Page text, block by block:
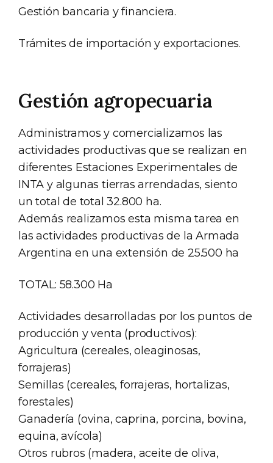
Gestión bancaria y financiera.
Trámites de importación y exportaciones.
Gestión agropecuaria
Administramos y comercializamos las
actividades productivas que se realizan en
diferentes Estaciones Experimentales de
INTA y algunas tierras arrendadas, siento
un total de total 32.800 ha.
Además realizamos esta misma tarea en
las actividades productivas de la Armada
Argentina en una extensión de 25.500 ha
TOTAL: 58.300 Ha
Actividades desarrolladas por los puntos de
producción y venta (productivos):
Agricultura (cereales, oleaginosas,
forrajeras)
Semillas (cereales, forrajeras, hortalizas,
forestales)
Ganadería (ovina, caprina, porcina, bovina,
equina, avícola)
Otros rubros (madera, aceite de oliva,